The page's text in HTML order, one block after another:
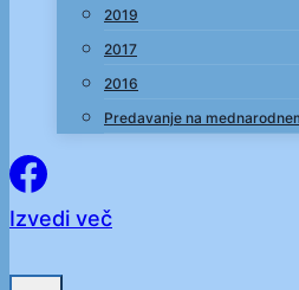
2019
2017
2016
Predavanje na
Izvedi več